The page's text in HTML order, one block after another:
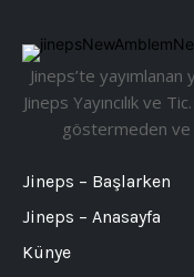
Jineps’te
Jineps Yayıncılık ve
göstermeden ve
Jineps – Başlarken
Jineps – Anasayfa
Künye